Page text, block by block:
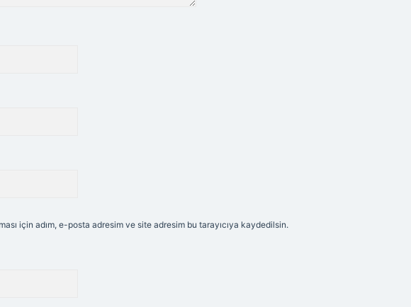
için adım, e-posta adresim ve site adresim bu tarayıcıya kaydedilsin.